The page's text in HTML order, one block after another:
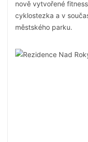
nově vytvořené
cyklostezka a v
městského parku.